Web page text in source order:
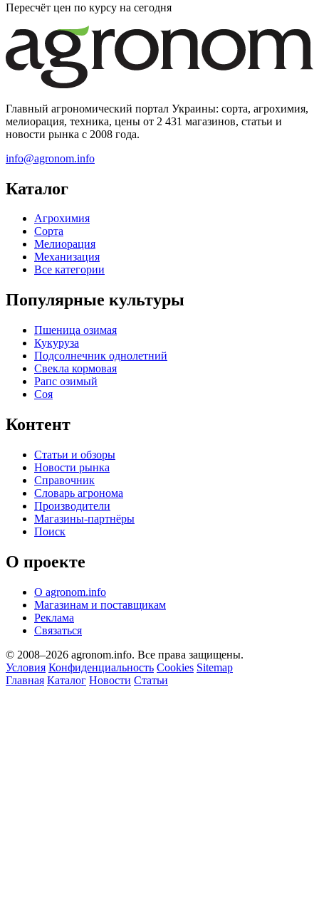
Пересчёт цен по курсу на сегодня
Главный агрономический портал Украины: сорта, агрохимия,
мелиорация, техника, цены от 2 431 магазинов, статьи и
новости рынка с 2008 года.
info@agronom.info
Каталог
Агрохимия
Сорта
Мелиорация
Механизация
Все категории
Популярные культуры
Пшеница озимая
Кукуруза
Подсолнечник однолетний
Свекла кормовая
Рапс озимый
Соя
Контент
Статьи и обзоры
Новости рынка
Справочник
Словарь агронома
Производители
Магазины-партнёры
Поиск
О проекте
О agronom.info
Магазинам и поставщикам
Реклама
Связаться
© 2008–2026 agronom.info. Все права защищены.
Условия Конфиденциальность Cookies Sitemap
Главная Каталог Новости Статьи